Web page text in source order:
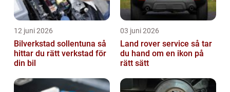
12 juni 2026
Bilverkstad sollentuna så
hittar du rätt verkstad för
din bil
03 juni 2026
Land rover service så tar
du hand om en ikon på
rätt sätt